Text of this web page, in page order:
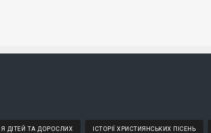
ДІТЕЙ ТА ДОРОСЛИХ ІСТОРІЇ ХРИСТИЯНСЬКИХ ПІСЕНЬ